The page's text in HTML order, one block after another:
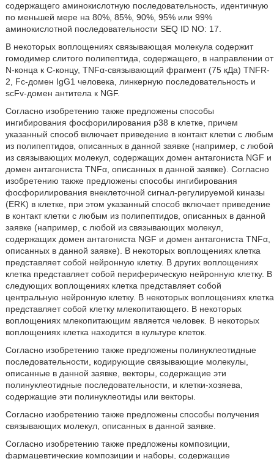
содержащего аминокислотную последовательность, идентичную
по меньшей мере на 80%, 85%, 90%, 95% или 99%
аминокислотной последовательности SEQ ID NO: 17.
В некоторых воплощениях связывающая молекула содержит
гомодимер слитого полипептида, содержащего, в направлении от
N-конца к C-концу, TNFα-связывающий фрагмент (75 кДа) TNFR-
2, Fc-домен IgG1 человека, линкерную последовательность и
scFv-домен антитела к NGF.
Согласно изобретению также предложены способы
ингибирования фосфорилирования p38 в клетке, причем
указанный способ включает приведение в контакт клетки с любым
из полипептидов, описанных в данной заявке (например, с любой
из связывающих молекул, содержащих домен антагониста NGF и
домен антагониста TNFα, описанных в данной заявке). Согласно
изобретению также предложены способы ингибирования
фосфорилирования внеклеточной сигнал-регулируемой киназы
(ERK) в клетке, при этом указанный способ включает приведение
в контакт клетки с любым из полипептидов, описанных в данной
заявке (например, с любой из связывающих молекул,
содержащих домен антагониста NGF и домен антагониста TNFα,
описанных в данной заявке). В некоторых воплощениях клетка
представляет собой нейронную клетку. В других воплощениях
клетка представляет собой периферическую нейронную клетку. В
следующих воплощениях клетка представляет собой
центральную нейронную клетку. В некоторых воплощениях клетка
представляет собой клетку млекопитающего. В некоторых
воплощениях млекопитающим является человек. В некоторых
воплощениях клетка находится в культуре клеток.
Согласно изобретению также предложены полинуклеотидные
последовательности, кодирующие связывающие молекулы,
описанные в данной заявке, векторы, содержащие эти
полинуклеотидные последовательности, и клетки-хозяева,
содержащие эти полинуклеотиды или векторы.
Согласно изобретению также предложены способы получения
связывающих молекул, описанных в данной заявке.
Согласно изобретению также предложены композиции,
фармацевтические композиции и наборы, содержащие